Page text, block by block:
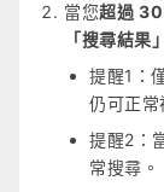
當您超過
「搜尋結果
提醒1：
仍可正常
提醒2：
常搜尋。